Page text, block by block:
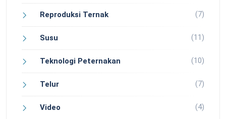
Reproduksi Ternak (7)
Susu (11)
Teknologi Peternakan (10)
Telur (7)
Video (4)